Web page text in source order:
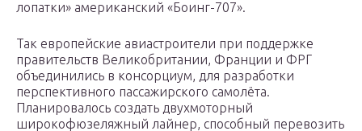
лопатки» американский «Боинг-707».
Так европейские авиастроители при поддержке
правительств Великобритании, Франции и ФРГ
объединились в консорциум, для разработки
перспективного пассажирского самолёта.
Планировалось создать двухмоторный
широкофюзеляжный лайнер, способный перевозить